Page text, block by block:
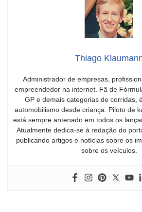
Thiago
Administrador de empresas,
empreendedor na internet. Fã de
GP e demais categorias de corridas,
automobilismo desde criança. Piloto de
está sempre antenado em todos os
Atualmente dedica-se à redação do
publicando artigos e notícias sobre os
sobre os veículos.